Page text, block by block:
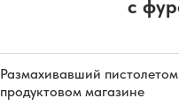
с
Размахивавший
продуктовом магазине